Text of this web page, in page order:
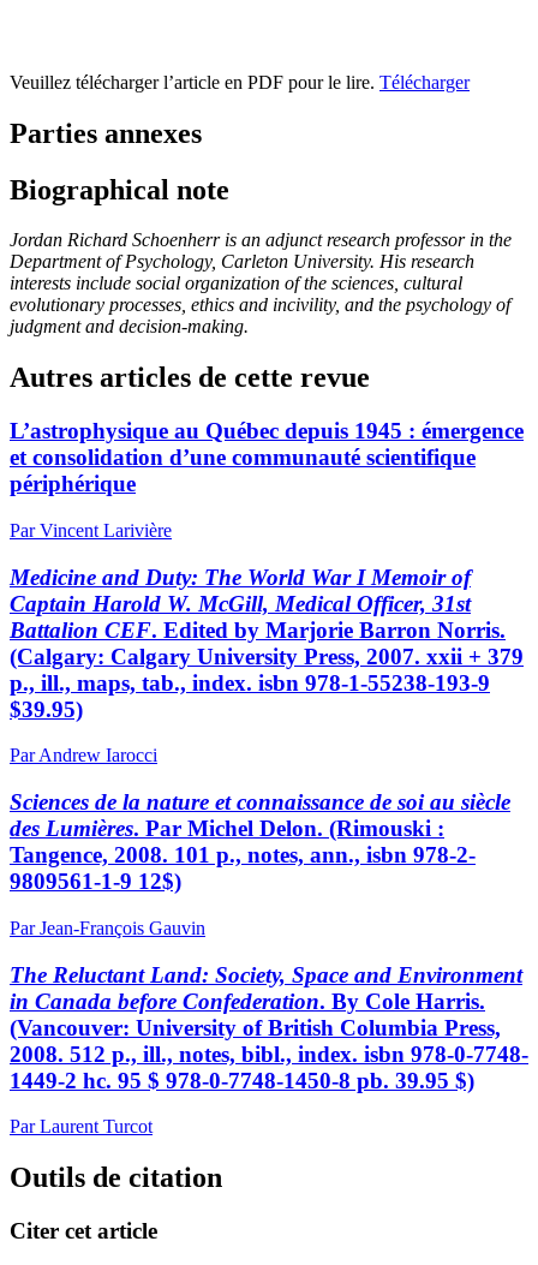
Veuillez télécharger l’article en PDF pour le lire. Télécharger
Parties annexes
Biographical note
Jordan Richard Schoenherr is an adjunct research professor in the
Department of Psychology, Carleton University. His research
interests include social organization of the sciences, cultural
evolutionary processes, ethics and incivility, and the psychology of
judgment and decision-making.
Autres articles de cette revue
L’astrophysique au Québec depuis 1945 : émergence
et consolidation d’une communauté scientifique
périphérique
Par Vincent Larivière
Medicine and Duty: The World War I Memoir of
Captain Harold W. McGill, Medical Officer, 31st
Battalion CEF. Edited by Marjorie Barron Norris.
(Calgary: Calgary University Press, 2007. xxii + 379
p., ill., maps, tab., index. isbn 978-1-55238-193-9
$39.95)
Par Andrew Iarocci
Sciences de la nature et connaissance de soi au siècle
des Lumières. Par Michel Delon. (Rimouski :
Tangence, 2008. 101 p., notes, ann., isbn 978-2-
9809561-1-9 12$)
Par Jean-François Gauvin
The Reluctant Land: Society, Space and Environment
in Canada before Confederation. By Cole Harris.
(Vancouver: University of British Columbia Press,
2008. 512 p., ill., notes, bibl., index. isbn 978-0-7748-
1449-2 hc. 95 $ 978-0-7748-1450-8 pb. 39.95 $)
Par Laurent Turcot
Outils de citation
Citer cet article